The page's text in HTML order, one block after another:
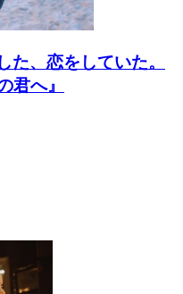
た、恋をしていた。
君へ』